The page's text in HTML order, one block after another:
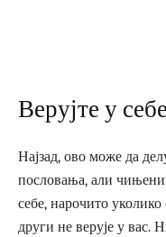
Верујте у себе
Најзад, ово може да
пословања, али
себе, нарочито
други не верује у вас.